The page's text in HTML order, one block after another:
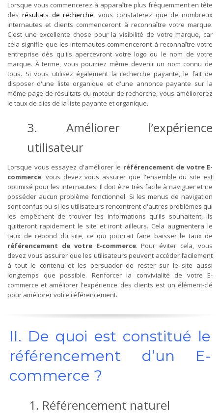
Lorsque vous commencerez à apparaître plus fréquemment en tête
des résultats de recherche, vous constaterez que de nombreux
internautes et clients commenceront à reconnaître votre marque.
C'est une excellente chose pour la visibilité de votre marque, car
cela signifie que les internautes commenceront à reconnaître votre
entreprise dès qu'ils apercevront votre logo ou le nom de votre
marque. À terme, vous pourriez même devenir un nom connu de
tous. Si vous utilisez également la recherche payante, le fait de
disposer d'une liste organique et d'une annonce payante sur la
même page de résultats du moteur de recherche, vous améliorerez
le taux de clics de la liste payante et organique.
3. Améliorer l’expérience
utilisateur
Lorsque vous essayez d'améliorer le référencement de votre E-
commerce, vous devez vous assurer que l'ensemble du site est
optimisé pour les internautes. Il doit être très facile à naviguer et ne
posséder aucun problème fonctionnel. Si les menus de navigation
sont confus ou si les utilisateurs rencontrent d'autres problèmes qui
les empêchent de trouver les informations qu'ils souhaitent, ils
quitteront rapidement le site et iront ailleurs. Cela augmentera le
taux de rebond du site, ce qui pourrait faire baisser le taux de
référencement de votre E-commerce. Pour éviter cela, vous
devez vous assurer que les utilisateurs peuvent accéder facilement
à tout le contenu et les persuader de rester sur le site aussi
longtemps que possible. Renforcer la convivialité de votre E-
commerce et améliorer l'expérience des clients est un élément-clé
pour améliorer votre référencement.
II. De quoi est constitué le
référencement d’un E-
commerce ?
1. Référencement naturel